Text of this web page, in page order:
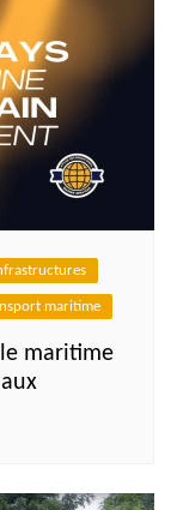
maritime
maritime